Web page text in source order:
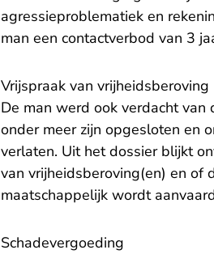
agressieproblematiek en
man een contactverbod van 3
Vrijspraak van vrijheidsberoving
De man werd ook verdacht van
onder meer zijn opgesloten en
verlaten. Uit het dossier blijkt
van vrijheidsberoving(en) en of
maatschappelijk wordt
Schadevergoeding